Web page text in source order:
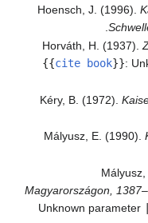
Hoensch, J. (1996).
Horváth, H. (1937).
{{cite book}}:
Kéry, B. (1972).
Mályusz, E. (1990).
Mályusz,
Magyarországon,
Unknown parameter